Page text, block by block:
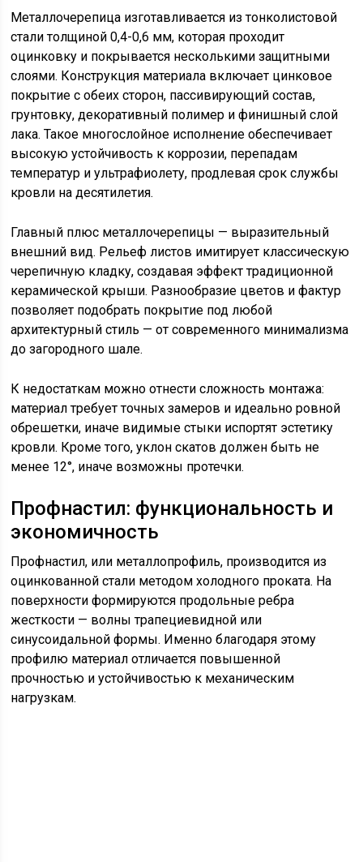
Металлочерепица изготавливается из тонколистовой
стали толщиной 0,4-0,6 мм, которая проходит
оцинковку и покрывается несколькими защитными
слоями. Конструкция материала включает цинковое
покрытие с обеих сторон, пассивирующий состав,
грунтовку, декоративный полимер и финишный слой
лака. Такое многослойное исполнение обеспечивает
высокую устойчивость к коррозии, перепадам
температур и ультрафиолету, продлевая срок службы
кровли на десятилетия.
Главный плюс металлочерепицы — выразительный
внешний вид. Рельеф листов имитирует классическую
черепичную кладку, создавая эффект традиционной
керамической крыши. Разнообразие цветов и фактур
позволяет подобрать покрытие под любой
архитектурный стиль — от современного минимализма
до загородного шале.
К недостаткам можно отнести сложность монтажа:
материал требует точных замеров и идеально ровной
обрешетки, иначе видимые стыки испортят эстетику
кровли. Кроме того, уклон скатов должен быть не
менее 12°, иначе возможны протечки.
Профнастил: функциональность и
экономичность
Профнастил, или металлопрофиль, производится из
оцинкованной стали методом холодного проката. На
поверхности формируются продольные ребра
жесткости — волны трапециевидной или
синусоидальной формы. Именно благодаря этому
профилю материал отличается повышенной
прочностью и устойчивостью к механическим
нагрузкам.